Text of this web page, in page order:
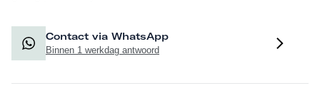
Contact via WhatsApp
Binnen 1 werkdag antwoord